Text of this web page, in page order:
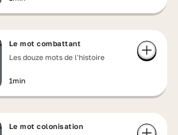
Le mot combattant
Les douze mots de l'histoire
1min
Le mot colonisation